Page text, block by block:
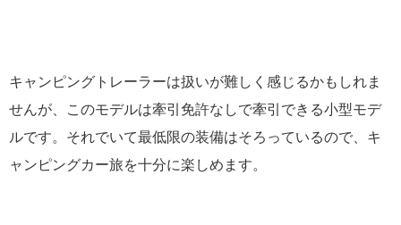
キャンピングトレーラーは扱いが難しく感じるかもしれま
せんが、このモデルは牽引免許なしで牽引できる小型モデ
ルです。それでいて最低限の装備はそろっているので、キ
ャンピングカー旅を十分に楽しめます。